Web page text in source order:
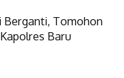
Berganti, Tomohon
Baru